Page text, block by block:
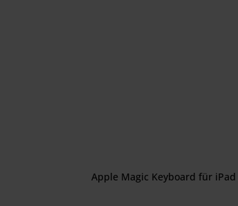
Apple Magic Keyboard für